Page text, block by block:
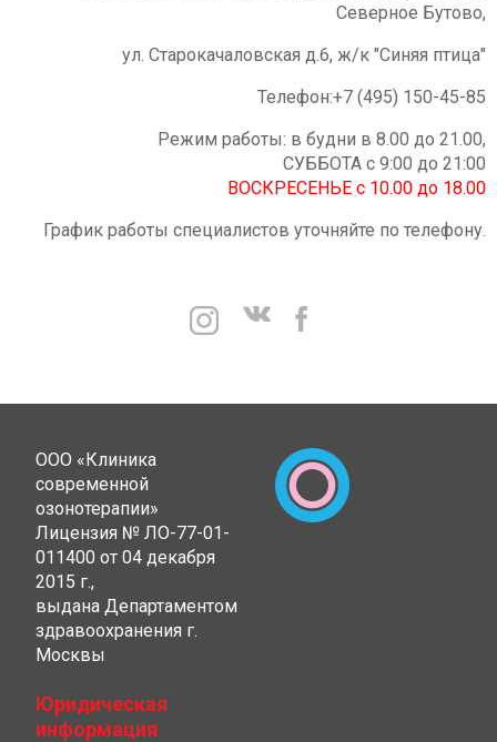
Северное Бутово,
ул. Старокачаловская д.6, ж/к "Синяя птица"
Телефон:+7 (495) 150-45-85
Режим работы: в будни в 8.00 до 21.00,
СУББОТА с 9:00 до 21:00
ВОСКРЕСЕНЬЕ с 10.00 до 18.00
График работы специалистов уточняйте по телефону.
ООО «Клиника
современной
озонотерапии»
Лицензия № ЛО-77-01-
011400 от 04 декабря
2015 г.,
выдана Департаментом
здравоохранения г.
Москвы
Юридическая
информация